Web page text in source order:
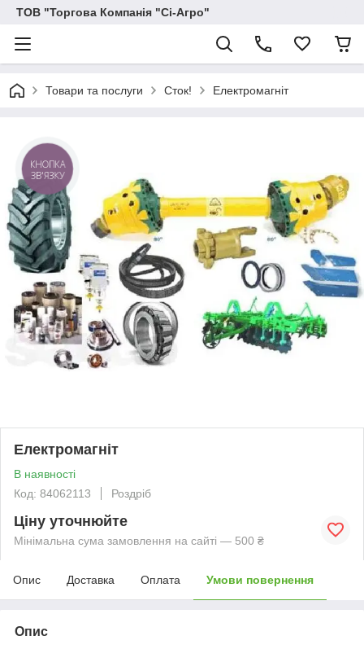
ТОВ "Торгова Компанія "Сі-Агро"
Товари та послуги Сток! Електромагнiт
Електромагнiт
В наявності
Код: 84062113
Роздріб
Ціну уточнюйте
Мінімальна сума замовлення на сайті — 500 ₴
Опис Доставка Оплата Умови повернення
Опис
КНОПКА
ЗВ'ЯЗКУ